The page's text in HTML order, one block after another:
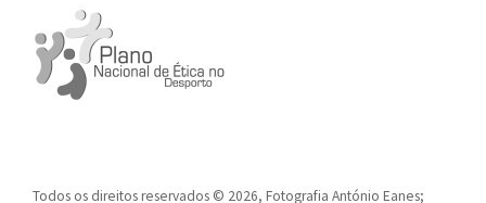
Todos os direitos reservados © 2026, Fotografia António Eanes;